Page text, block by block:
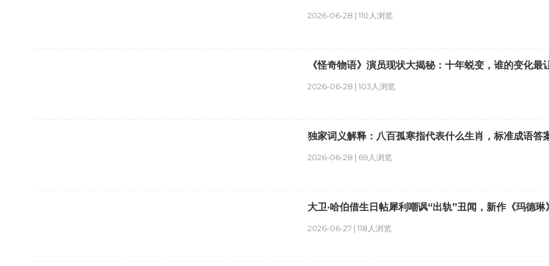
2026-06-28 | 110人浏览
2026-06-28 | 103人浏览
《怪奇物语》演员现状大揭秘：十年蜕变，谁的变化最
2026-06-28 | 69人浏览
独家词义解释：八百孤寒指代表什么生肖，标准成语答
2026-06-27 | 118人浏览
大卫·哈伯借生日帖犀利嘲讽“出轨”丑闻，新作《玛德琳